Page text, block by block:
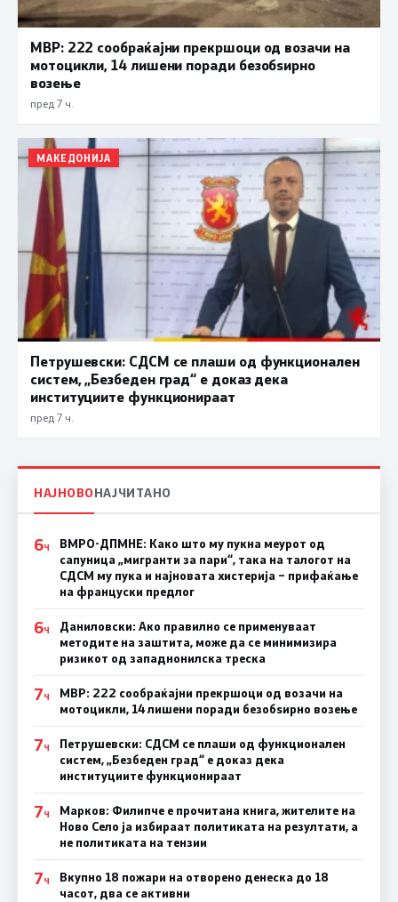
МВР: 222 сообраќајни прекршоци од возачи на
мотоцикли, 14 лишени поради безобѕирно
возење
пред 7 ч.
МАКЕДОНИЈА
Петрушевски: СДСМ се плаши од функционален
систем, „Безбеден град“ е доказ дека
институциите функционираат
пред 7 ч.
НАЈНОВОНАЈЧИТАНО
6Ч
ВМРО-ДПМНЕ: Како што му пукна меурот од
сапуница „мигранти за пари“, така на талогот на
СДСМ му пука и најновата хистерија – прифаќање
на француски предлог
6Ч
Даниловски: Ако правилно се применуваат
методите на заштита, може да се минимизира
ризикот од западнонилска треска
7Ч
МВР: 222 сообраќајни прекршоци од возачи на
мотоцикли, 14 лишени поради безобѕирно возење
7Ч
Петрушевски: СДСМ се плаши од функционален
систем, „Безбеден град“ е доказ дека
институциите функционираат
7Ч
Марков: Филипче е прочитана книга, жителите на
Ново Село ја избираат политиката на резултати, а
не политиката на тензии
7Ч
Вкупно 18 пожари на отворено денеска до 18
часот, два се активни